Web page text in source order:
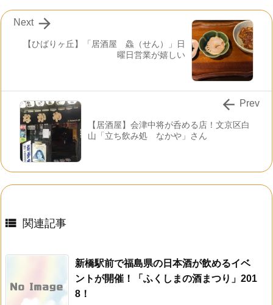
【ひばりヶ丘】「居酒屋 鱻（せん）」日
曜日営業が嬉しい

Next
【居酒屋】会津中将が呑める店！文京区白
山「立ち飲み処 なかや」さん
 Prev
 関連記事
新橋駅前で福島県の日本酒が飲めるイベ
ントが開催！「ふくしまの酒まつり」201
8！